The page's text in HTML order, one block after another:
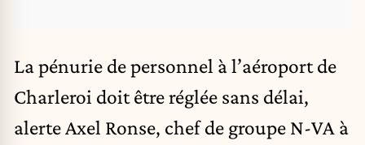
La pénurie de personnel à l’aéroport de
Charleroi doit être réglée sans délai,
alerte Axel Ronse, chef de groupe N-VA à